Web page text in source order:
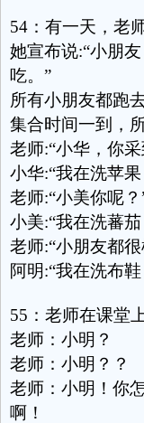
54：有一天，老
她宣布说:“小朋
吃。”
所有小朋友都跑
集合时间一到，
老师:“小华，你
小华:“我在洗苹
老师:“小美你呢？
小美:“我在洗蕃
老师:“小朋友都
阿明:“我在洗布
55：老师在课堂
老师：小明？
老师：小明？？
老师：小明！你
啊！